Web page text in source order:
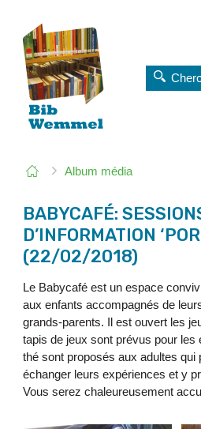
êtes
Page
départ
Album média
BABYCAFÉ:
D’INFORMATION
(22/02/2018)
Le Babycafé est un espace
aux enfants accompagnés de
grands-parents. Il est ouvert les
tapis de jeux sont prévus pour les
thé sont proposés aux adultes qui
échanger leurs expériences et y
Vous serez chaleureusement